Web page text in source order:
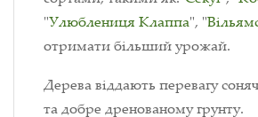
"Улюблениця Клаппа", "
отримати більший урожай.
Дерева віддають перевагу
та добре дренованому грунту.